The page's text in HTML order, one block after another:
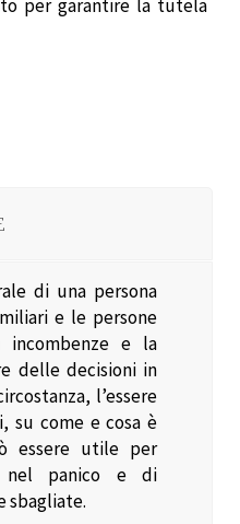
per garantire la tutela
di una persona
e le persone
e la
delle decisioni in
l’essere
su come e cosa è
essere utile per
nel panico e di
sbagliate.